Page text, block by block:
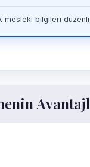
mesleki bilgileri